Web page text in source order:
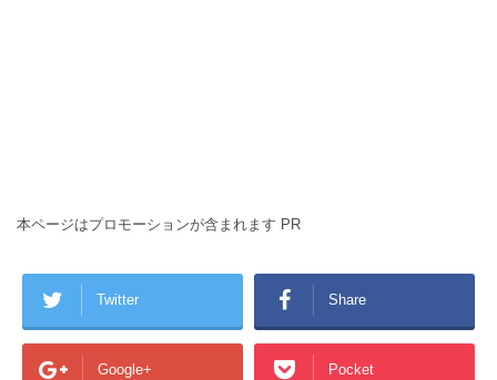
本ページはプロモーションが含まれます PR
Twitter Share
Google+ Pocket